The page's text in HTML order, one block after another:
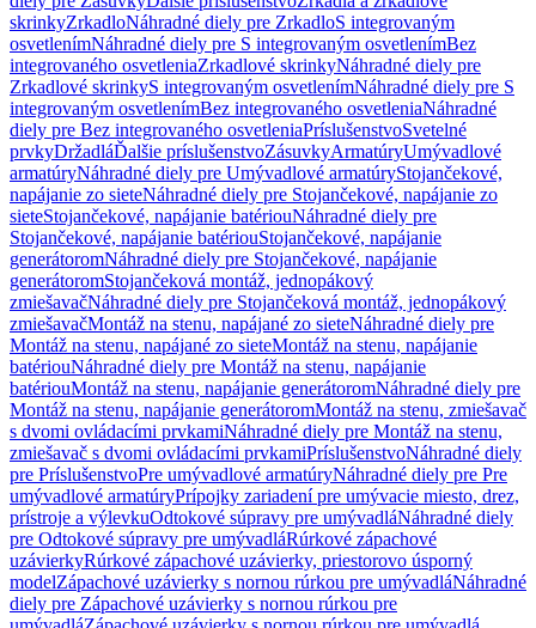
skrinkyZrkadloNáhradné diely pre ZrkadloS integrovaným
osvetlenímNáhradné diely pre S integrovaným osvetlenímBez
integrovaného osvetleniaZrkadlové skrinkyNáhradné diely pre
Zrkadlové skrinkyS integrovaným osvetlenímNáhradné diely pre S
integrovaným osvetlenímBez integrovaného osvetleniaNáhradné
diely pre Bez integrovaného osvetleniaPríslušenstvoSvetelné
prvkyDržadláĎalšie príslušenstvoZásuvkyArmatúryUmývadlové
armatúryNáhradné diely pre Umývadlové armatúryStojančekové,
napájanie zo sieteNáhradné diely pre Stojančekové, napájanie zo
sieteStojančekové, napájanie batériouNáhradné diely pre
Stojančekové, napájanie batériouStojančekové, napájanie
generátoromNáhradné diely pre Stojančekové, napájanie
generátoromStojančeková montáž, jednopákový
zmiešavačNáhradné diely pre Stojančeková montáž, jednopákový
zmiešavačMontáž na stenu, napájané zo sieteNáhradné diely pre
Montáž na stenu, napájané zo sieteMontáž na stenu, napájanie
batériouNáhradné diely pre Montáž na stenu, napájanie
batériouMontáž na stenu, napájanie generátoromNáhradné diely pre
Montáž na stenu, napájanie generátoromMontáž na stenu, zmiešavač
s dvomi ovládacími prvkamiNáhradné diely pre Montáž na stenu,
zmiešavač s dvomi ovládacími prvkamiPríslušenstvoNáhradné diely
pre PríslušenstvoPre umývadlové armatúryNáhradné diely pre Pre
umývadlové armatúryPrípojky zariadení pre umývacie miesto, drez,
prístroje a výlevkuOdtokové súpravy pre umývadláNáhradné diely
pre Odtokové súpravy pre umývadláRúrkové zápachové
uzávierkyRúrkové zápachové uzávierky, priestorovo úsporný
modelZápachové uzávierky s nornou rúrkou pre umývadláNáhradné
diely pre Zápachové uzávierky s nornou rúrkou pre